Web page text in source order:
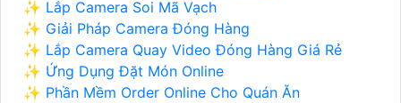
✨ Lắp Camera Soi Mã Vạch
✨ Giải Pháp Camera Đóng Hàng
✨ Lắp Camera Quay Video Đóng Hàng Giá Rẻ
✨ Ứng Dụng Đặt Món Online
✨ Phần Mềm Order Online Cho Quán Ăn